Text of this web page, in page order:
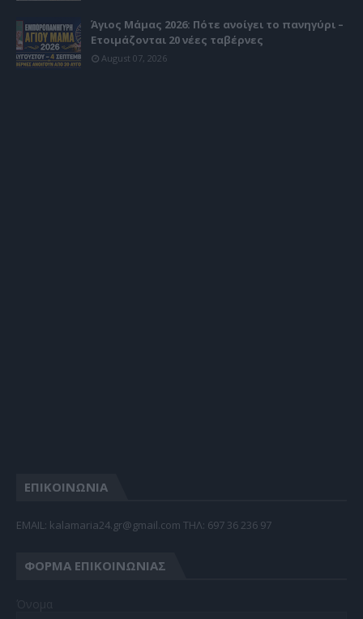
Άγιος Μάμας 2026: Πότε ανοίγει το πανηγύρι –
Ετοιμάζονται 20 νέες ταβέρνες
August 07, 2026
ΕΠΙΚΟΙΝΩΝΙΑ
EMAIL: kalamaria24.gr@gmail.com TΗΛ: 697 36 236 97
ΦΌΡΜΑ ΕΠΙΚΟΙΝΩΝΊΑΣ